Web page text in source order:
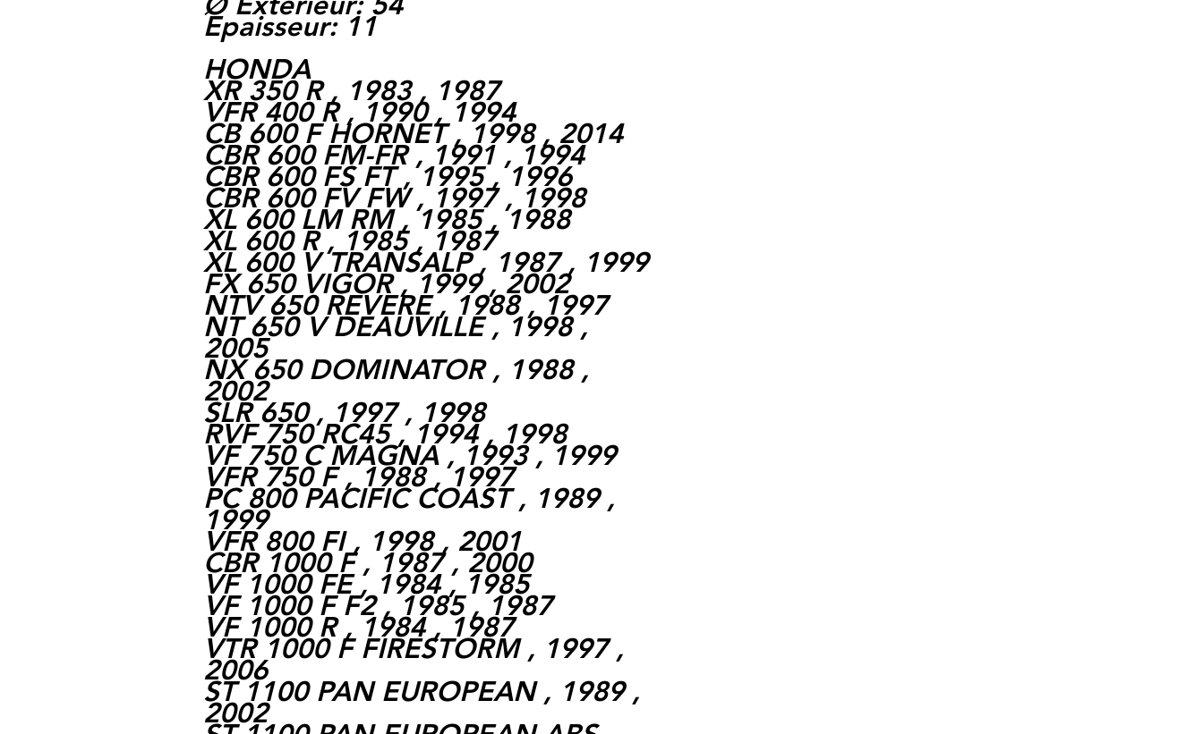
Epaisseur: 11
HONDA
XR 350 R , 1983 , 1987
VFR 400 R , 1990 , 1994
CB 600 F HORNET , 1998 , 2014
CBR 600 FM-FR , 1991 , 1994
CBR 600 FS FT , 1995 , 1996
CBR 600 FV FW , 1997 , 1998
XL 600 LM RM , 1985 , 1988
XL 600 R , 1985 , 1987
XL 600 V TRANSALP , 1987 , 1999
FX 650 VIGOR , 1999 , 2002
NTV 650 REVERE , 1988 , 1997
NT 650 V DEAUVILLE , 1998 ,
2005
NX 650 DOMINATOR , 1988 ,
2002
SLR 650 , 1997 , 1998
RVF 750 RC45 , 1994 , 1998
VF 750 C MAGNA , 1993 , 1999
VFR 750 F , 1988 , 1997
PC 800 PACIFIC COAST , 1989 ,
1999
VFR 800 FI , 1998 , 2001
CBR 1000 F , 1987 , 2000
VF 1000 FE , 1984 , 1985
VF 1000 F F2 , 1985 , 1987
VF 1000 R , 1984 , 1987
VTR 1000 F FIRESTORM , 1997 ,
2006
ST 1100 PAN EUROPEAN , 1989 ,
2002